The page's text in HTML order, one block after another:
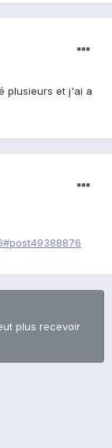
plusieurs et j'ai a
plus recevoir